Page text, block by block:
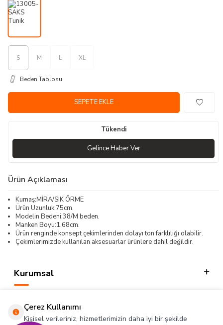
S M L XL
Beden Tablosu
SEPETE EKLE
Tükendi
Gelince Haber Ver
Ürün Açıklaması
Kumaş:MİRA/SIK ÖRME
Ürün Uzunluk:75cm.
Modelin Bedeni:38/M beden.
Manken Boyu:1.68cm.
Ürün renginde konsept çekimlerinden dolayı ton farklılığı olabilir.
Çekimlerimizde kullanılan aksesuarlar ürünlere dahil değildir.
Kurumsal
Hızlı Erişim
Çerez Kullanımı
Kişisel verileriniz, hizmetlerimizin daha iyi bir şekilde